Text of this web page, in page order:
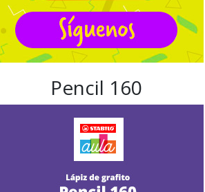
Pencil 160